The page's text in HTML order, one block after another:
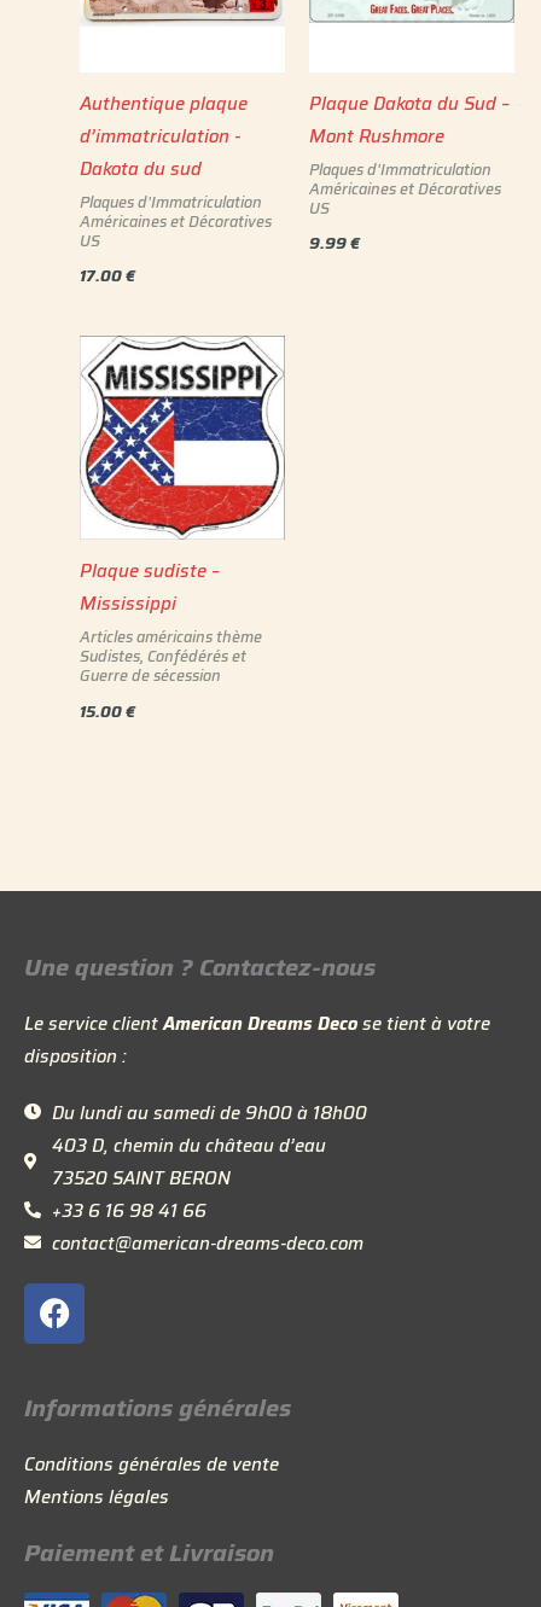
Authentique plaque
d’immatriculation -
Dakota du sud
Plaques d'Immatriculation
Américaines et Décoratives
US
17.00€
Plaque Dakota du Sud –
Mont Rushmore
Plaques d'Immatriculation
Américaines et Décoratives
US
9.99€
Plaque sudiste –
Mississippi
Articles américains thème
Sudistes, Confédérés et
Guerre de sécession
15.00€
Une question ? Contactez-nous
Le service clientAmerican Dreams Decose tient à votre
disposition :
Du lundi au samedi de 9h00 à 18h00
403 D, chemin du château d’eau
73520 SAINT BERON
+33 6 16 98 41 66
contact@american-dreams-deco.com
F
a
c
e
b
o
o
k
Informations générales
Conditions générales de vente
Mentions légales
Paiement et Livraison